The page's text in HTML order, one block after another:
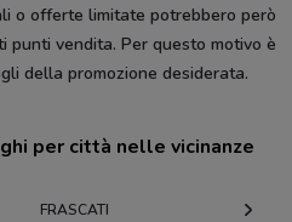
o offerte limitate potrebbero però
punti vendita. Per questo motivo è
della promozione desiderata.
per città nelle vicinanze
FRASCATI